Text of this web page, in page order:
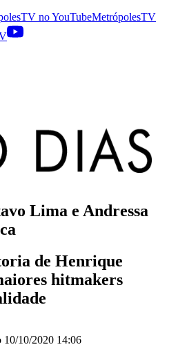
noYouTubeMetrópolesTV
Lima e Andressa
de Henrique
hitmakers
10/10/2020 14:06